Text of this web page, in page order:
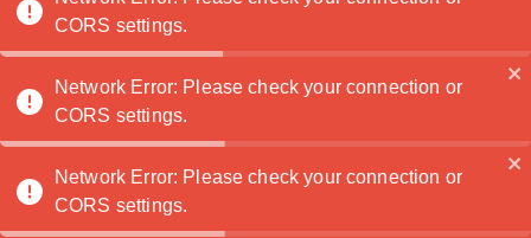
Astrofotograf
Contactez
moi
1
Home
2
Insights
&
3 4 5 6
CORS settings.
Network Error: Please check your connection or
CORS settings.
Network Error: Please check your connection or
CORS settings.